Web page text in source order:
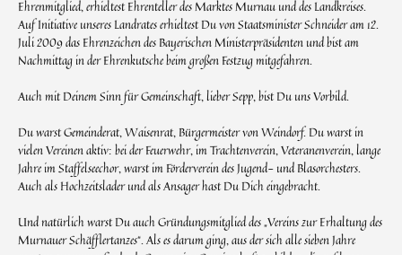
Ehrenmitglied, erhieltest Ehrenteller des Marktes Murnau und des Landkreises.
Auf Initiative unseres Landrates erhieltest Du von Staatsminister Schneider am 12.
Juli 2009 das Ehrenzeichen des Bayerischen Ministerpräsidenten und bist am
Nachmittag in der Ehrenkutsche beim großen Festzug mitgefahren.
Auch mit Deinem Sinn für Gemeinschaft, lieber Sepp, bist Du uns Vorbild.
Du warst Gemeinderat, Waisenrat, Bürgermeister von Weindorf. Du warst in
vielen Vereinen aktiv: bei der Feuerwehr, im Trachtenverein, Veteranenverein, lange
Jahre im Staffelseechor, warst im Förderverein des Jugend- und Blasorchesters.
Auch als Hochzeitslader und als Ansager hast Du Dich eingebracht.
Und natürlich warst Du auch Gründungsmitglied des „Vereins zur Erhaltung des
Murnauer Schäfflertanzes“. Als es darum ging, aus der sich alle sieben Jahre